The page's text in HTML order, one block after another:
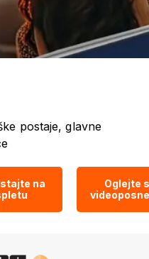
postaje, glavne
na
Oglejte